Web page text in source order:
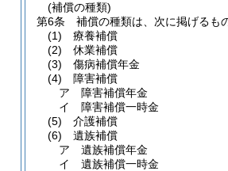
(補償の種類)
第6条
補償の種類は、次に掲げるも
(1)
療養補償
(2)
休業補償
(3)
傷病補償年金
(4)
障害補償
ア
障害補償年金
イ
障害補償一時金
(5)
介護補償
(6)
遺族補償
ア
遺族補償年金
イ
遺族補償一時金